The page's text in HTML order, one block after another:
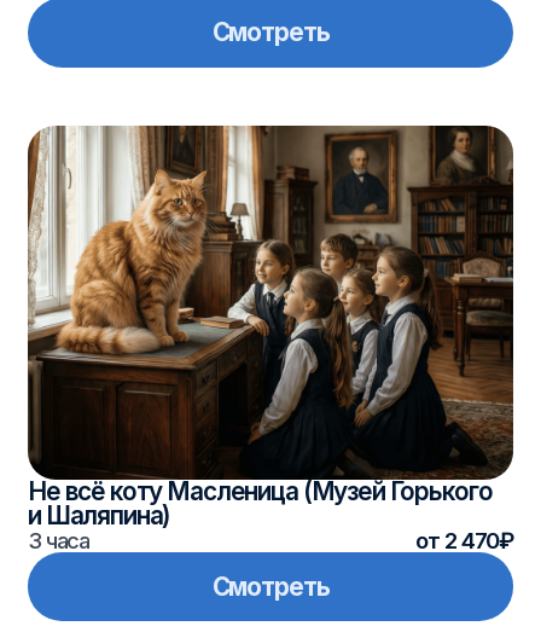
Не всё коту Масленица (Музей Горького
и Шаляпина)
3 часа
4
3
1
Масленица — яркие народные
гуляния, интерактивы, блины, игры
и традиции.
Мы предлагаем маршруты по Казани,
Татарстану и соседним регионам:
с мастер-классами, тематическими
экскурсиями и анимацией.
Программы подходят дляшкольников
и организованных групп, каждая поездка
проводится с сопровождением
Масленичные
программы для групп